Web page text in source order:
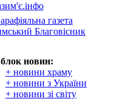
блок новин:
+ новини храму
+ новини з України
+ новини зі світу